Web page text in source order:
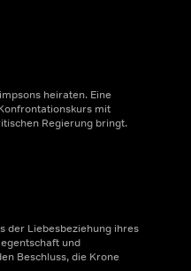
heiraten. Eine
mit
Regierung bringt.
der Liebesbeziehung ihres
und
Beschluss, die Krone